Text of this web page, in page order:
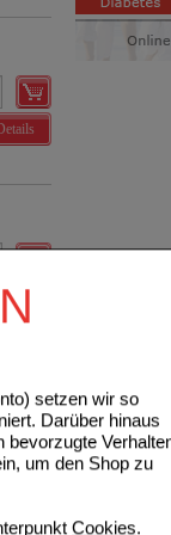
setzen wir so
Darüber hinaus
bevorzugte
um den Shop zu
Cookies.
Details